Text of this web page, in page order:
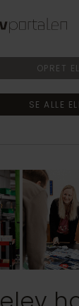
OPRET
SE ALLE